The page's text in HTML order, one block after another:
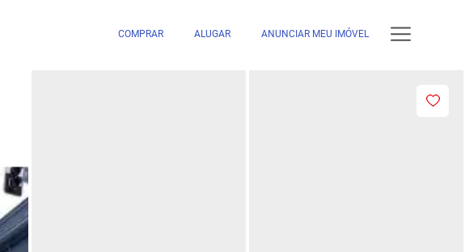
COMPRAR ALUGAR ANUNCIAR MEU IMÓVEL